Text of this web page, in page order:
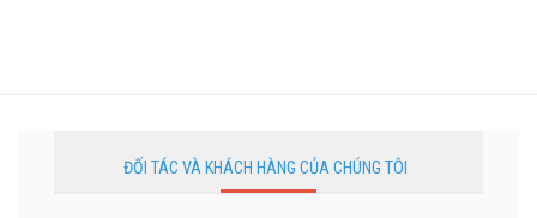
ĐỐI TÁC VÀ KHÁCH HÀNG CỦA CHÚNG TÔI